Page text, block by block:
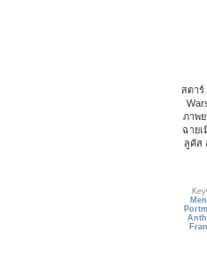
สตาร์
ภาพ
ฉาย
ลูคัส